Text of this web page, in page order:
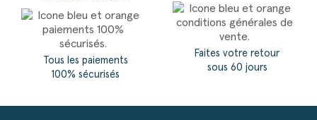
Tous les paiements
100% sécurisés
Faites votre retour
sous 60 jours